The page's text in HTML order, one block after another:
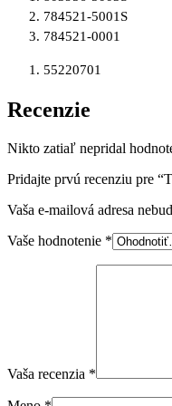
784521-5001S
784521-0001
55220701
Recenzie
Nikto zatiaľ nepridal
Pridajte prvú recenziu pre
Vaša e-mailová adresa
Vaše hodnotenie *
Vaša recenzia *